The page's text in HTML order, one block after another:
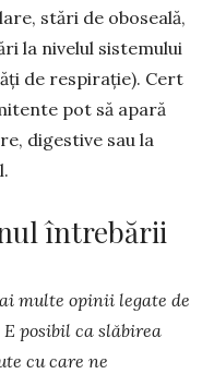
stări de obo­seală,
la nive­lul sistemului
de respirație). Cert
pot să apară
digestive sau la
întrebării
multe opinii legate de
posibil ca slăbirea
cu care ne